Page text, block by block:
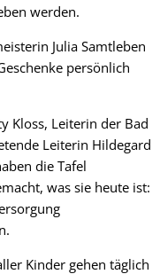
werden.
Julia Samtleben
persönlich
Kloss, Leiterin der Bad
Leiterin Hildegard
die Tafel
was sie heute ist:
Kinder gehen täglich